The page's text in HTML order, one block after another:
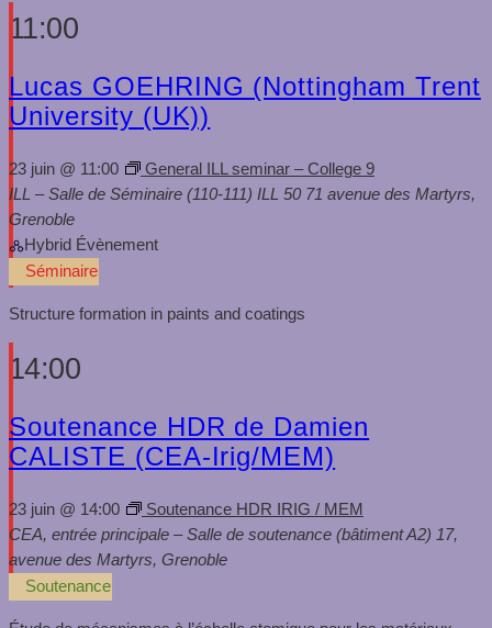
11:00
Lucas GOEHRING (Nottingham Trent
University (UK))
23 juin @ 11:00
General ILL seminar – College 9
ILL – Salle de Séminaire (110-111) ILL 50 71 avenue des Martyrs,
Grenoble
Hybrid Évènement
Séminaire
Structure formation in paints and coatings
14:00
Soutenance HDR de Damien
CALISTE (CEA-Irig/MEM)
23 juin @ 14:00
Soutenance HDR IRIG / MEM
CEA, entrée principale – Salle de soutenance (bâtiment A2) 17,
avenue des Martyrs, Grenoble
Soutenance